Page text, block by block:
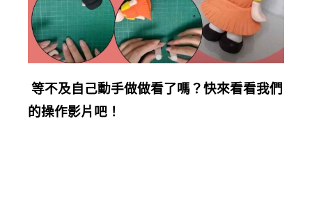
等不及自己動手做做看了嗎？快來看看我們
的操作影片吧！